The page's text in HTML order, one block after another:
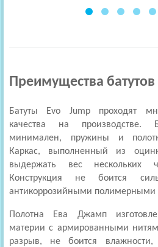
Преимущества батутов
Батуты Evo Jumpпроходят
качества на производстве.
минимален, пружины и
Каркас, выполненный из
выдержать вес нескольких
Конструкция не боится
антикоррозийными полимерными
Полотна Ева Джамп
материи с армированными
разрыв, не боится